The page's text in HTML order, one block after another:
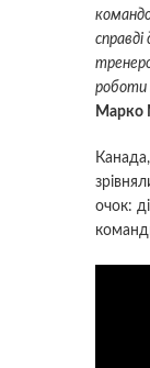
роботи
Марко
очок: